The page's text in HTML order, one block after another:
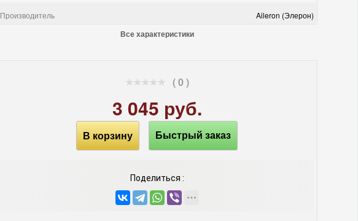
Производитель
Aileron (Элерон)
Все характеристики
( 0 )
3 045 руб.
В корзину Быстрый заказ
Поделиться :